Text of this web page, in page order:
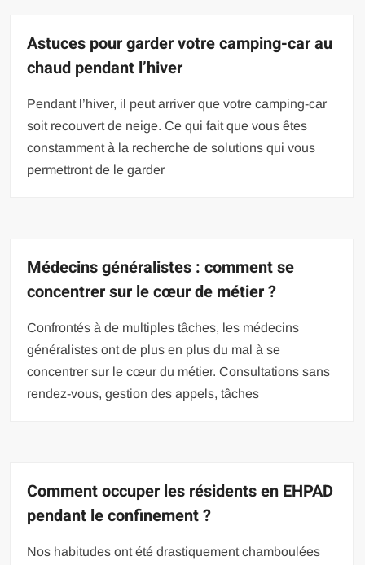
Astuces pour garder votre camping-car au
chaud pendant l’hiver
Pendant l’hiver, il peut arriver que votre camping-car
soit recouvert de neige. Ce qui fait que vous êtes
constamment à la recherche de solutions qui vous
permettront de le garder
Médecins généralistes : comment se
concentrer sur le cœur de métier ?
Confrontés à de multiples tâches, les médecins
généralistes ont de plus en plus du mal à se
concentrer sur le cœur du métier. Consultations sans
rendez-vous, gestion des appels, tâches
Comment occuper les résidents en EHPAD
pendant le confinement ?
Nos habitudes ont été drastiquement chamboulées